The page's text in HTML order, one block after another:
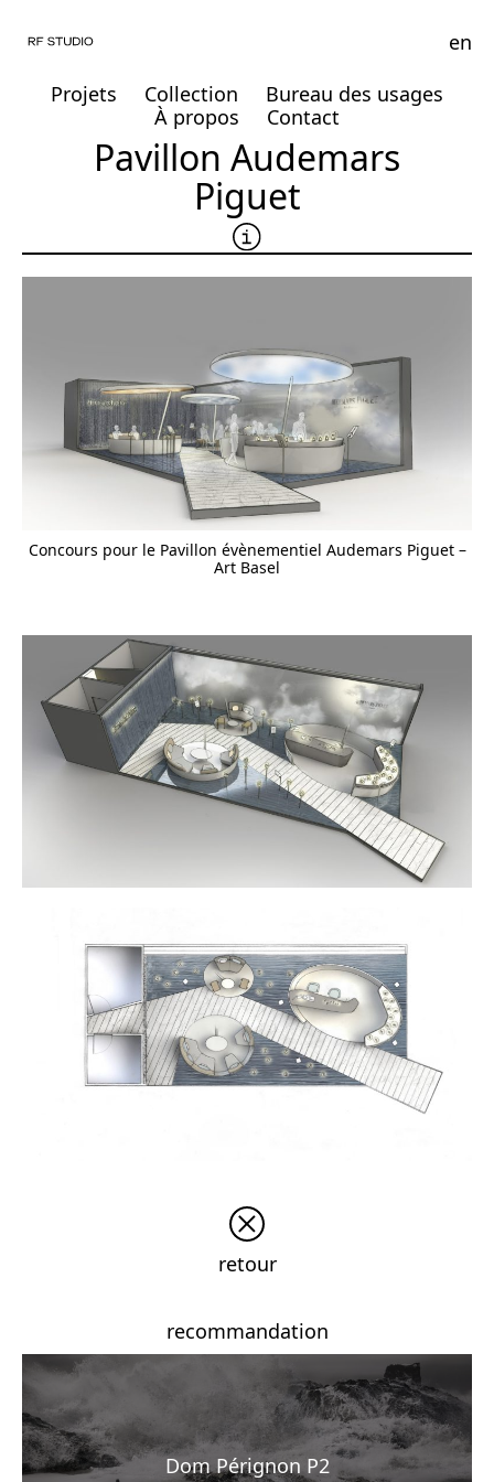
Projets Collection
Bureau des usages
À propos
Contact
en
Pavillon Audemars
Piguet
Concours pour le Pavillon évènementiel Audemars Piguet –
Art Basel
retour
recommandation
Dom Pérignon P2